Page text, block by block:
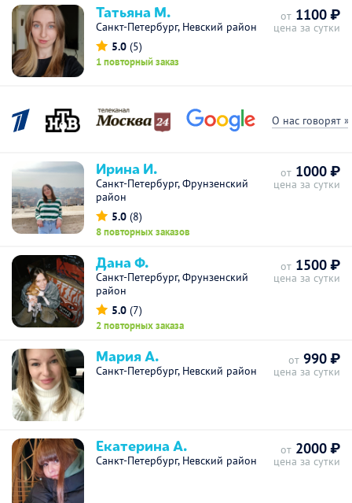
Татьяна М.
Санкт-Петербург, Невский район
5.0 (5)
1 повторный заказ
от 1100 ₽
цена за сутки
О нас говорят »
Ирина И.
Санкт-Петербург, Фрунзенский
район
5.0 (8)
8 повторных заказов
от 1000 ₽
цена за сутки
Дана Ф.
Санкт-Петербург, Фрунзенский
район
5.0 (7)
2 повторных заказа
от 1500 ₽
цена за сутки
Мария А.
Санкт-Петербург, Невский район
от 990 ₽
цена за сутки
Екатерина А.
Санкт-Петербург, Невский район
от 2000 ₽
цена за сутки